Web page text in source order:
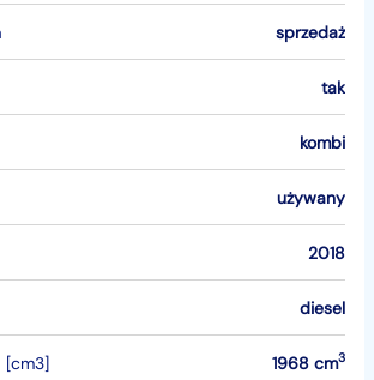
sprzedaż
tak
kombi
używany
2018
diesel
[cm3] 1968 cm3